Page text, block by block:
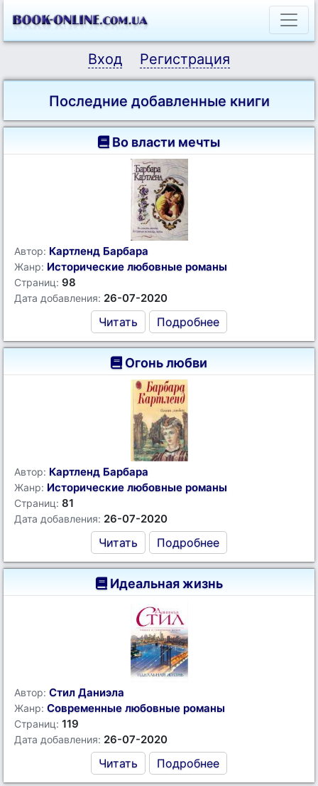
Вход Регистрация
Последние добавленные книги
Во власти мечты
Автор: Картленд Барбара
Жанр: Исторические любовные романы
Страниц: 98
Дата добавления: 26-07-2020
Читать Подробнее
Огонь любви
Автор: Картленд Барбара
Жанр: Исторические любовные романы
Страниц: 81
Дата добавления: 26-07-2020
Читать Подробнее
Идеальная жизнь
Автор: Стил Даниэла
Жанр: Современные любовные романы
Страниц: 119
Дата добавления: 26-07-2020
Читать Подробнее